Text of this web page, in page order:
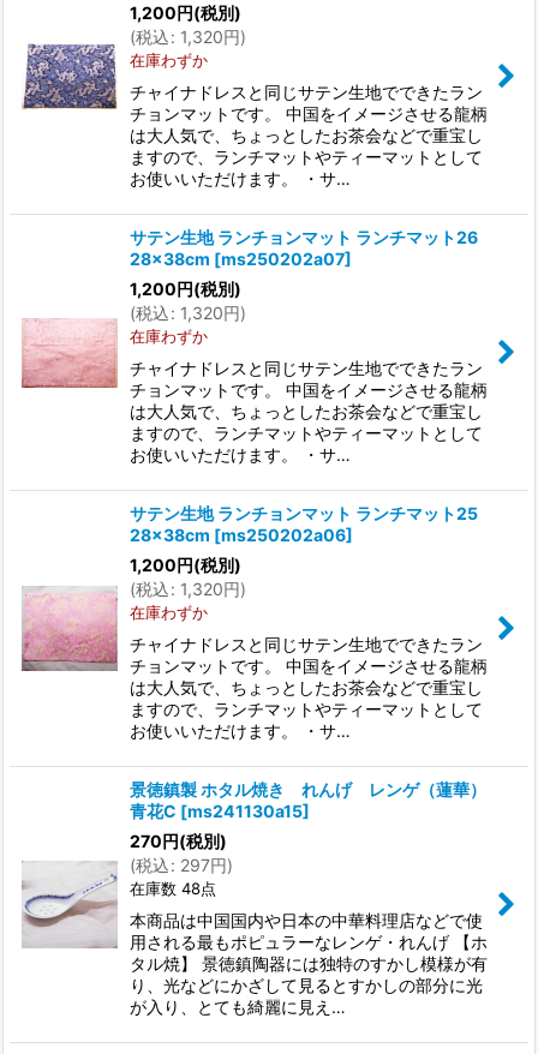
1,200円(税別)
(税込: 1,320円)
在庫わずか
チャイナドレスと同じサテン生地でできたラン
チョンマットです。 中国をイメージさせる龍柄
は大人気で、ちょっとしたお茶会などで重宝し
ますので、ランチマットやティーマットとして
お使いいただけます。 ・サ…
サテン生地 ランチョンマット ランチマット26
28×38cm [ms250202a07]
1,200円(税別)
(税込: 1,320円)
在庫わずか
チャイナドレスと同じサテン生地でできたラン
チョンマットです。 中国をイメージさせる龍柄
は大人気で、ちょっとしたお茶会などで重宝し
ますので、ランチマットやティーマットとして
お使いいただけます。 ・サ…
サテン生地 ランチョンマット ランチマット25
28×38cm [ms250202a06]
1,200円(税別)
(税込: 1,320円)
在庫わずか
チャイナドレスと同じサテン生地でできたラン
チョンマットです。 中国をイメージさせる龍柄
は大人気で、ちょっとしたお茶会などで重宝し
ますので、ランチマットやティーマットとして
お使いいただけます。 ・サ…
景徳鎮製 ホタル焼き れんげ レンゲ（蓮華）
青花C [ms241130a15]
270円(税別)
(税込: 297円)
在庫数 48点
本商品は中国国内や日本の中華料理店などで使
用される最もポピュラーなレンゲ・れんげ 【ホ
タル焼】 景徳鎮陶器には独特のすかし模様が有
り、光などにかざして見るとすかしの部分に光
が入り、とても綺麗に見え…